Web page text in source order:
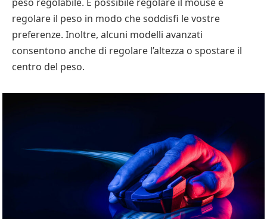
regolare il peso in modo che soddisfi le vostre
preferenze. Inoltre, alcuni modelli avanzati
consentono anche di regolare l’altezza o spostare il
centro del peso.